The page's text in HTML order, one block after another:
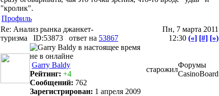
"кролик".
Профиль
Re: Анализ рынка джанкет-
туризма
ID:53873 ответ на 53867
Пн, 7 марта 2011
12:30 («] [#] [»)
Garry Baldy
Рейтинг: +4
Сообщений: 762
Зарегистрирован: 1 апреля 2009
старожил
Форумы
CasinoBoard